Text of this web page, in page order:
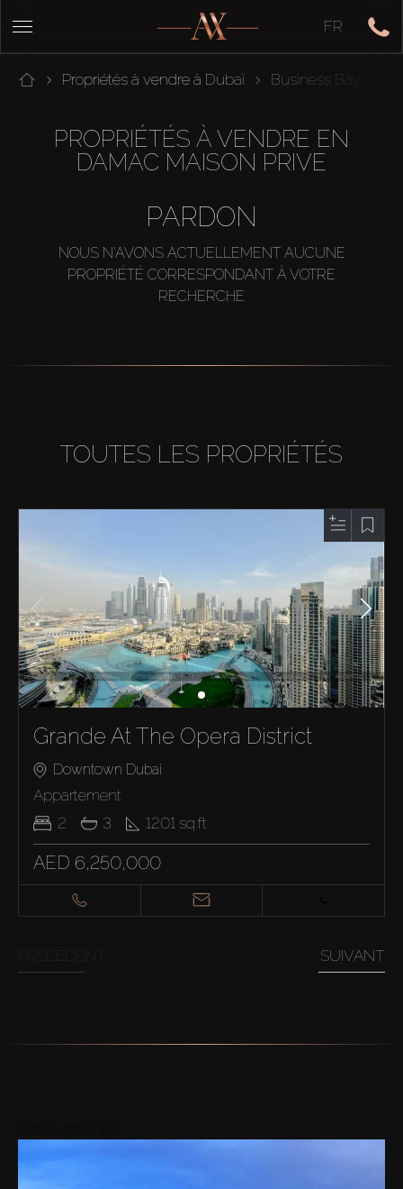
FR
Propriétés à vendre à Dubaï Business Bay
PROPRIÉTÉS À VENDRE EN
DAMAC MAISON PRIVE
PARDON
NOUS N'AVONS ACTUELLEMENT AUCUNE
PROPRIÉTÉ CORRESPONDANT À VOTRE
RECHERCHE
TOUTES LES PROPRIÉTÉS
Grande At The Opera District
Downtown Dubai
Appartement
2
3 1201 sq.ft
AED 6,250,000
SUIVANT